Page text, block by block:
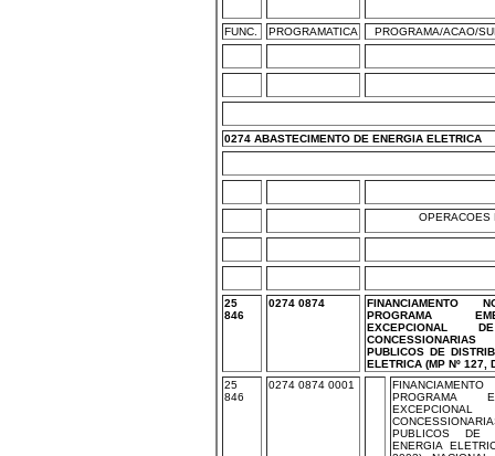
FUNC. PROGRAMATICA PROGRAMA/ACAO/
0274 ABASTECIMENTO DE ENERGIA ELETRICA
OPERACOES
25
846
0274 0874
PROGRAMA
EXCEPCIONAL
PUBLICOS DE
ELETRICA (MP Nº 127,
25
846
0274 0874 0001
PROGRAMA
PUBLICOS DE
ENERGIA